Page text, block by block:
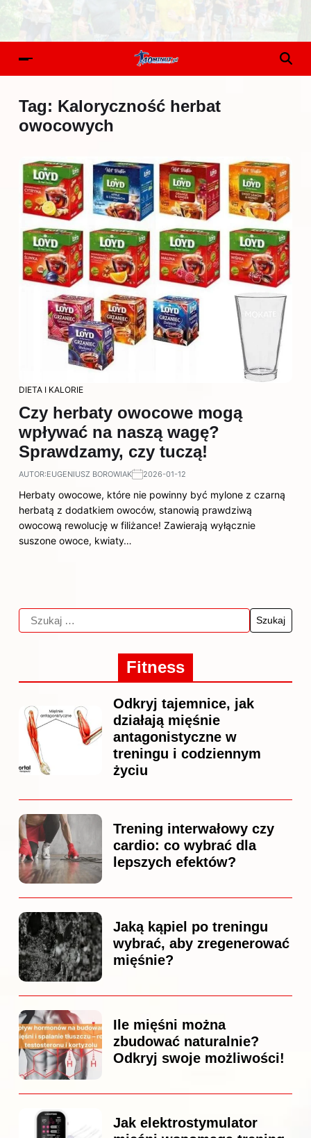
Tag: Kaloryczność herbat
owocowych
DIETA I KALORIE
Czy herbaty owocowe mogą
wpływać na naszą wagę?
Sprawdzamy, czy tuczą!
AUTOR:EUGENIUSZ BOROWIAK 2026-01-12
Herbaty owocowe, które nie powinny być mylone z czarną
herbatą z dodatkiem owoców, stanowią prawdziwą
owocową rewolucję w filiżance! Zawierają wyłącznie
suszone owoce, kwiaty…
Fitness
Odkryj tajemnice, jak
działają mięśnie
antagonistyczne w
treningu i codziennym
życiu
Trening interwałowy czy
cardio: co wybrać dla
lepszych efektów?
Jaką kąpiel po treningu
wybrać, aby zregenerować
mięśnie?
Ile mięśni można
zbudować naturalnie?
Odkryj swoje możliwości!
Jak elektrostymulator